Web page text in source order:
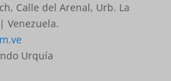
Calle del Arenal, Urb. La
Venezuela.
Urquía